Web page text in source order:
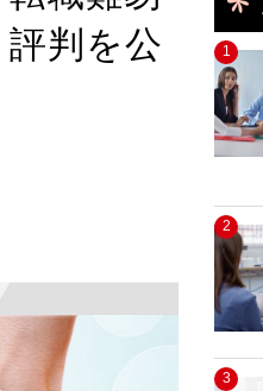
判を公
1
2
3